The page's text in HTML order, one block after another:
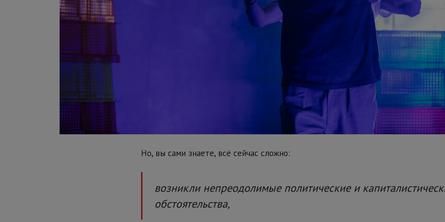
Но, вы сами знаете, всё сейчас сложно:
возникли непреодолимые политические и
обстоятельства,